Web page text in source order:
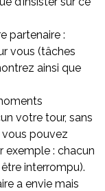
partenaire :
vous (tâches
ainsi que
votre tour, sans
vous pouvez
exemple : chacun
interrompu).
a envie mais